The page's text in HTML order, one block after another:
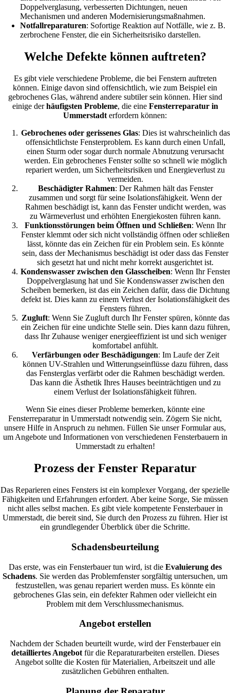
Doppelverglasung, verbesserten Dichtungen, neuen
Mechanismen und anderen Modernisierungsmaßnahmen.
Notfallreparaturen: Sofortige Reaktion auf Notfälle, wie z. B.
zerbrochene Fenster, die ein Sicherheitsrisiko darstellen.
Welche Defekte können auftreten?
Es gibt viele verschiedene Probleme, die bei Fenstern auftreten
können. Einige davon sind offensichtlich, wie zum Beispiel ein
gebrochenes Glas, während andere subtiler sein können. Hier sind
einige derhäufigsten Probleme, die eine Fensterreparatur in
Ummerstadt erfordern können:
Gebrochenes oder gerissenes Glas: Dies ist wahrscheinlich das
offensichtlichste Fensterproblem. Es kann durch einen Unfall,
einen Sturm oder sogar durch normale Abnutzung verursacht
werden. Ein gebrochenes Fenster sollte so schnell wie möglich
repariert werden, um Sicherheitsrisiken und Energieverlust zu
vermeiden.
Beschädigter Rahmen: Der Rahmen hält das Fenster
zusammen und sorgt für seine Isolationsfähigkeit. Wenn der
Rahmen beschädigt ist, kann das Fenster undicht werden, was
zu Wärmeverlust und erhöhten Energiekosten führen kann.
Funktionsstörungen beim Öffnen und Schließen: Wenn Ihr
Fenster klemmt oder sich nicht vollständig öffnen oder schließen
lässt, könnte das ein Zeichen für ein Problem sein. Es könnte
sein, dass der Mechanismus beschädigt ist oder dass das Fenster
sich gesetzt hat und nicht mehr korrekt ausgerichtet ist.
Kondenswasser zwischen den Glasscheiben: Wenn Ihr Fenster
Doppelverglasung hat und Sie Kondenswasser zwischen den
Scheiben bemerken, ist das ein Zeichen dafür, dass die Dichtung
defekt ist. Dies kann zu einem Verlust der Isolationsfähigkeit des
Fensters führen.
Zugluft: Wenn Sie Zugluft durch Ihr Fenster spüren, könnte das
ein Zeichen für eine undichte Stelle sein. Dies kann dazu führen,
dass Ihr Zuhause weniger energieeffizient ist und sich weniger
komfortabel anfühlt.
Verfärbungen oder Beschädigungen: Im Laufe der Zeit
können UV-Strahlen und Witterungseinflüsse dazu führen, dass
das Fensterglas verfärbt oder die Rahmen beschädigt werden.
Das kann die Ästhetik Ihres Hauses beeinträchtigen und zu
einem Verlust der Isolationsfähigkeit führen.
Wenn Sie eines dieser Probleme bemerken, könnte eine
Fensterreparatur in Ummerstadt notwendig sein. Zögern Sie nicht,
unsere Hilfe in Anspruch zu nehmen. Füllen Sie unser Formular aus,
um Angebote und Informationen von verschiedenen Fensterbauern in
Ummerstadt zu erhalten!
Prozess der Fenster Reparatur
Das Reparieren eines Fensters ist ein komplexer Vorgang, der spezielle
Fähigkeiten und Erfahrungen erfordert. Aber keine Sorge, Sie müssen
nicht alles selbst machen. Es gibt viele kompetente Fensterbauer in
Ummerstadt, die bereit sind, Sie durch den Prozess zu führen. Hier ist
ein grundlegender Überblick über die Schritte.
Schadensbeurteilung
Das erste, was ein Fensterbauer tun wird, ist die Evaluierung des
Schadens. Sie werden das Problemfenster sorgfältig untersuchen, um
festzustellen, was genau repariert werden muss. Es könnte ein
gebrochenes Glas sein, ein defekter Rahmen oder vielleicht ein
Problem mit dem Verschlussmechanismus.
Angebot erstellen
Nachdem der Schaden beurteilt wurde, wird der Fensterbauer ein
detailliertes Angebotfür die Reparaturarbeiten erstellen. Dieses
Angebot sollte die Kosten für Materialien, Arbeitszeit und alle
zusätzlichen Gebühren enthalten.